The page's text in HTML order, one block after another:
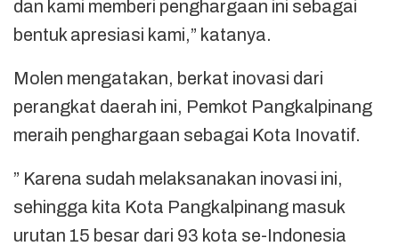
dan kami memberi penghargaan ini sebagai
bentuk apresiasi kami,” katanya.
Molen mengatakan, berkat inovasi dari
perangkat daerah ini, Pemkot Pangkalpinang
meraih penghargaan sebagai Kota Inovatif.
” Karena sudah melaksanakan inovasi ini,
sehingga kita Kota Pangkalpinang masuk
urutan 15 besar dari 93 kota se-Indonesia